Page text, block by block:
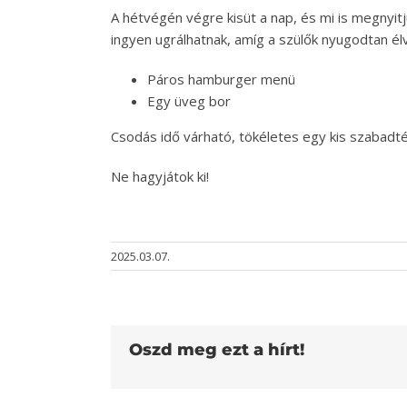
A hétvégén végre kisüt a nap, és mi is
ingyen ugrálhatnak, amíg a szülők nyugodtan
Páros hamburger menü
Egy üveg bor
Csodás idő várható, tökéletes egy kis
Ne hagyjátok ki!
2025.03.07.
Oszd meg ezt a hírt!